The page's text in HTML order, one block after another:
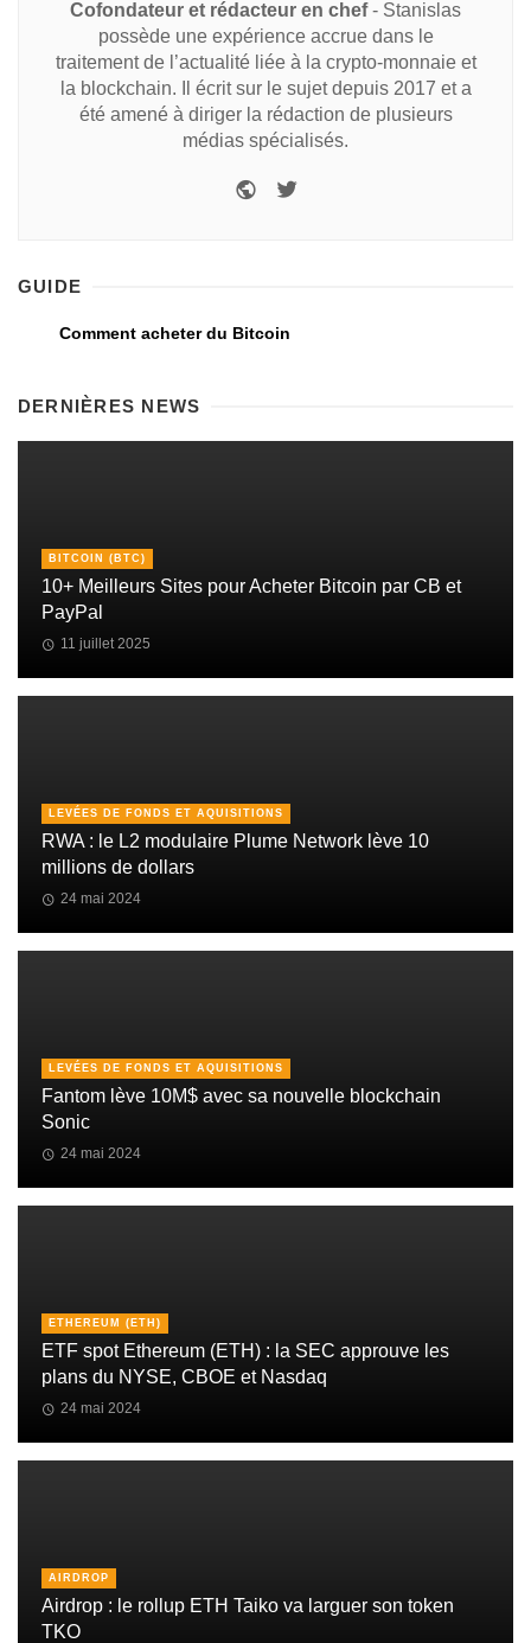
Cofondateur et rédacteur en chef- Stanislas
possède une expérience accrue dans le
traitement de l’actualité liée à la crypto-monnaie et
la blockchain. Il écrit sur le sujet depuis 2017 et a
été amené à diriger la rédaction de plusieurs
médias spécialisés.
GUIDE
Comment acheter du Bitcoin
DERNIÈRES NEWS
BITCOIN (BTC)
10+ Meilleurs Sites pour Acheter Bitcoin par CB et
PayPal
11 juillet 2025
LEVÉES DE FONDS ET AQUISITIONS
RWA : le L2 modulaire Plume Network lève 10
millions de dollars
24 mai 2024
LEVÉES DE FONDS ET AQUISITIONS
Fantom lève 10M$ avec sa nouvelle blockchain
Sonic
24 mai 2024
ETHEREUM (ETH)
ETF spot Ethereum (ETH) : la SEC approuve les
plans du NYSE, CBOE et Nasdaq
24 mai 2024
AIRDROP
Airdrop : le rollup ETH Taiko va larguer son token
TKO